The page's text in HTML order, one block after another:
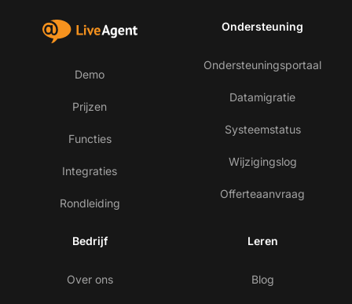
Demo
Prijzen
Functies
Integraties
Rondleiding
Ondersteuning
Ondersteuningsportaal
Datamigratie
Systeemstatus
Wijzigingslog
Offerteaanvraag
Bedrijf
Over ons
Leren
Blog